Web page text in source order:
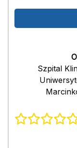
Szpital